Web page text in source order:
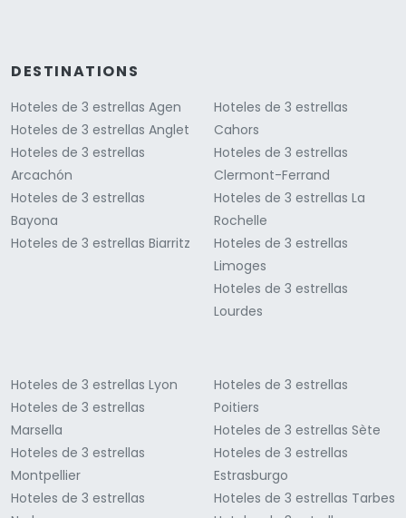
DESTINATIONS
Hoteles de 3 estrellas Agen
Hoteles de 3 estrellas Anglet
Hoteles de 3 estrellas
Arcachón
Hoteles de 3 estrellas
Bayona
Hoteles de 3 estrellas Biarritz
Hoteles de 3 estrellas
Cahors
Hoteles de 3 estrellas
Clermont-Ferrand
Hoteles de 3 estrellas La
Rochelle
Hoteles de 3 estrellas
Limoges
Hoteles de 3 estrellas
Lourdes
Hoteles de 3 estrellas Lyon
Hoteles de 3 estrellas
Marsella
Hoteles de 3 estrellas
Montpellier
Hoteles de 3 estrellas
Hoteles de 3 estrellas
Poitiers
Hoteles de 3 estrellas Sète
Hoteles de 3 estrellas
Estrasburgo
Hoteles de 3 estrellas Tarbes